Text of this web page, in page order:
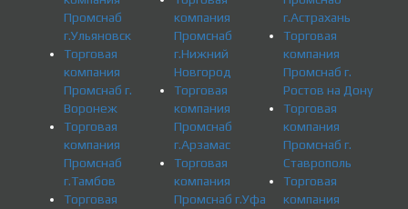
Промснаб
г.Ульяновск
Торговая
компания
Промснаб г.
Воронеж
Торговая
компания
Промснаб
г.Тамбов
Торговая
компания
Промснаб
г.Нижний
Новгород
Торговая
компания
Промснаб
г.Арзамас
Торговая
компания
Промснаб г.Уфа
г.Астрахань
Торговая
компания
Промснаб г.
Ростов на Дону
Торговая
компания
Промснаб г.
Ставрополь
Торговая
компания